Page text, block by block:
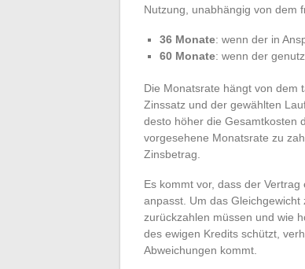
Nutzung, unabhängig von dem
36 Monate: wenn der in
60 Monate: wenn der
Die Monatsrate hängt von dem
Zinssatz und der gewählten
desto höher die Gesamtkosten
vorgesehene Monatsrate zu
Zinsbetrag.
Es kommt vor, dass der
anpasst. Um das
zurückzahlen müssen und wie
des ewigen Kredits schützt,
Abweichungen kommt.